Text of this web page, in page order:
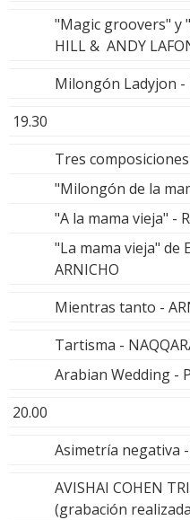
"Magic groovers" y
HILL & ANDY
Milongón Ladyjon -
19.30
Tres
"Milongón de la
"A la mama vieja" -
"La mama vieja" de
ARNICHO
Mientras tanto -
Tartisma -
Arabian Wedding -
20.00
Asimetría negativa -
AVISHAI COHEN
(grabación